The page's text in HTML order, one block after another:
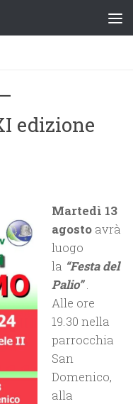
edizione
Martedì 13
agosto avrà
luogo
la “Festa del
Palio”.
Alle ore
19.30 nella
parrocchia
San
Domenico,
alla